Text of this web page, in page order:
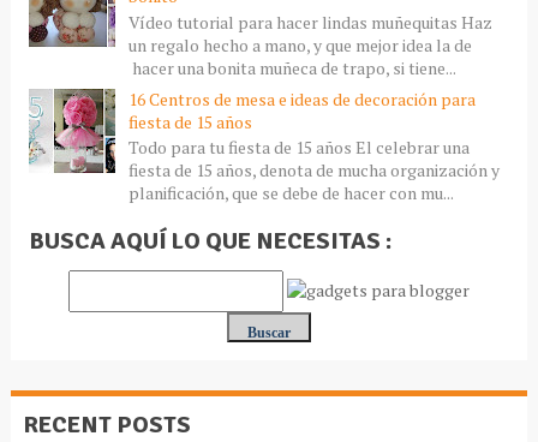
Vídeo tutorial para hacer lindas muñequitas Haz
un regalo hecho a mano, y que mejor idea la de
hacer una bonita muñeca de trapo, si tiene...
16 Centros de mesa e ideas de decoración para
fiesta de 15 años
Todo para tu fiesta de 15 años El celebrar una
fiesta de 15 años, denota de mucha organización y
planificación, que se debe de hacer con mu...
BUSCA AQUÍ LO QUE NECESITAS :
RECENT POSTS